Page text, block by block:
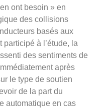
ont besoin » en
des collisions
basés aux
à l’étude, la
des sentiments de
après
le type de soutien
de la part du
automatique en cas